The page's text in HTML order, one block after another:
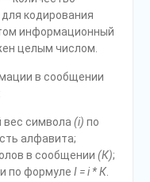
кодирования
информаци­онный
целым числом.
в сообщении
символа(i) по
алфавита;
в сообщении (К);
по формуле I = i * К.